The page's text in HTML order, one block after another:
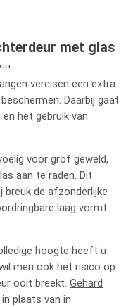
met glas
vereisen een extra
Daarbij gaat
het gebruik van
voor grof geweld,
aan te raden. Dit
breuk de afzonderlijke
laag vormt
hoogte heeft u
men ook het risico op
ooit breekt. Gehard
plaats van in